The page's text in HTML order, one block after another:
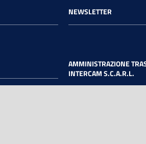
NEWSLETTER
AMMINISTRAZIONE
INTERCAM S.C.A.R.L.